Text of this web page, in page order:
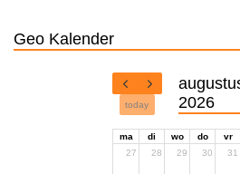
Geo Kalender
today
2026
ma di wo do vr
27
28 29 30 31